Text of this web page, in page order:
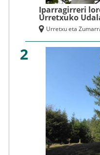
Iparragirreri
Urretxuko
Urretxu eta
2